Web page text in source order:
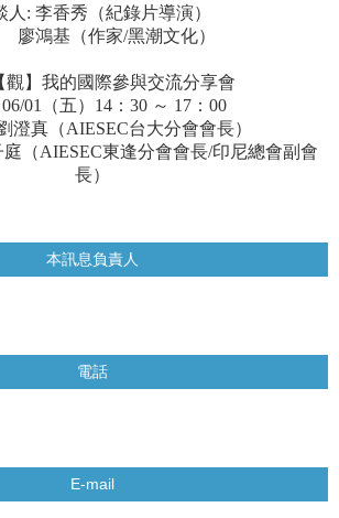
人 : 李香秀（紀錄片導演）
廖鴻基（作家/黑潮文化）
觀】我的國際參與交流分享會
01 （五） 14 ： 30 ～ 17 ： 00
澄真（AIESEC台大分會會長）
（AIESEC東逢分會會長/印尼總會副會
長）
本訊息負責人
電話
E-mail